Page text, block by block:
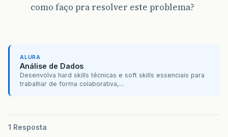
como faço pra resolver este problema?
ALURA
Análise de Dados
Desenvolva hard skills técnicas e soft skills essenciais para
trabalhar de forma colaborativa,...
1 Resposta